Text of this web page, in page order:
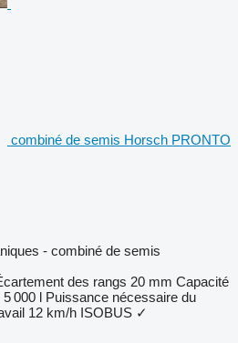
combiné de semis Horsch PRONTO
- combiné de semis
des rangs 20 mm Capacité
5 000 l Puissance nécessaire du
12 km/h ISOBUS ✓